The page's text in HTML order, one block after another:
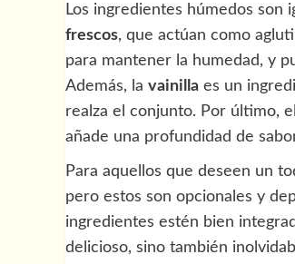
Los ingredientes húmedos son
frescos, que actúan como
para mantener la humedad, y
Además, la vainilla es un
realza el conjunto. Por último, el
añade una profundidad de
Para aquellos que deseen un
pero estos son opcionales y
ingredientes estén bien
delicioso, sino también